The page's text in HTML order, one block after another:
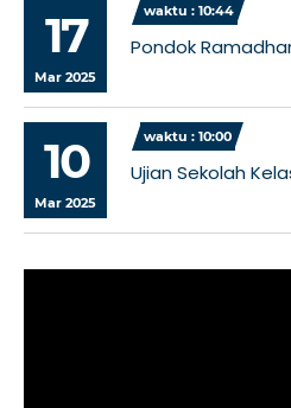
17
Mar 2025
waktu : 10:44
Pondok
10
Mar 2025
waktu : 10:00
Ujian Sekolah